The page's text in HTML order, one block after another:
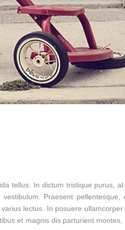
tellus. In dictum tristique purus,
Praesent
lectus. In posuere
et magnis dis parturient